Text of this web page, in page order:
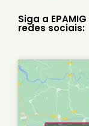
Siga a
redes sociais: